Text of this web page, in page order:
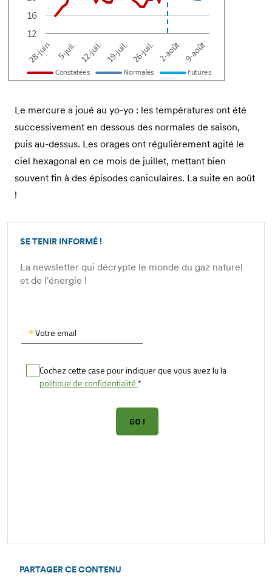
Le mercure a joué au yo-yo : les températures ont été
successivement en dessous des normales de saison,
puis au-dessus. Les orages ont régulièrement agité le
ciel hexagonal en ce mois de juillet, mettant bien
souvent fin à des épisodes caniculaires. La suite en août
!
SE TENIR INFORMÉ !
La newsletter qui décrypte le monde du gaz naturel
et de l'énergie !
PARTAGER CE CONTENU